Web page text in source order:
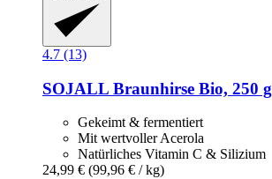
4.7 (13)
SOJALL Braunhirse Bio, 250 g
Gekeimt & fermentiert
Mit wertvoller Acerola
Natürliches Vitamin C & Silizium
24,99 € (99,96 € / kg)